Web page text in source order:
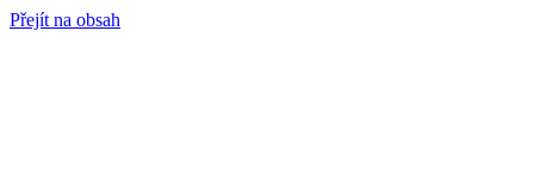
Přejít na obsah